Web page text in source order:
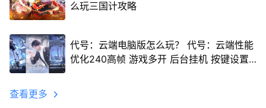
么玩三国计攻略
代号：云端电脑版怎么玩？ 代号：云端性能
优化240高帧 游戏多开 后台挂机 按键设置
查看更多